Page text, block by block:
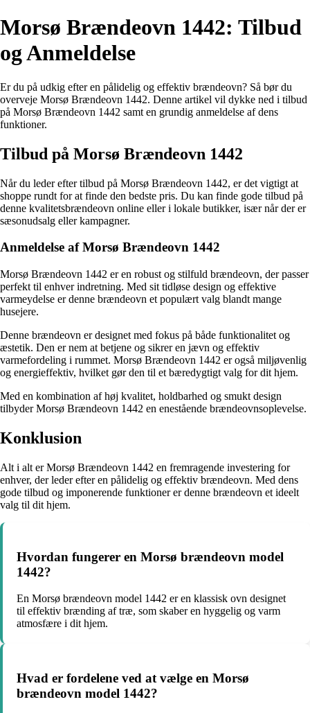
Morsø Brændeovn 1442: Tilbud
og Anmeldelse
Er du på udkig efter en pålidelig og effektiv brændeovn? Så bør du
overveje Morsø Brændeovn 1442. Denne artikel vil dykke ned i tilbud
på Morsø Brændeovn 1442 samt en grundig anmeldelse af dens
funktioner.
Tilbud på Morsø Brændeovn 1442
Når du leder efter tilbud på Morsø Brændeovn 1442, er det vigtigt at
shoppe rundt for at finde den bedste pris. Du kan finde gode tilbud på
denne kvalitetsbrændeovn online eller i lokale butikker, især når der er
sæsonudsalg eller kampagner.
Anmeldelse af Morsø Brændeovn 1442
Morsø Brændeovn 1442 er en robust og stilfuld brændeovn, der passer
perfekt til enhver indretning. Med sit tidløse design og effektive
varmeydelse er denne brændeovn et populært valg blandt mange
husejere.
Denne brændeovn er designet med fokus på både funktionalitet og
æstetik. Den er nem at betjene og sikrer en jævn og effektiv
varmefordeling i rummet. Morsø Brændeovn 1442 er også miljøvenlig
og energieffektiv, hvilket gør den til et bæredygtigt valg for dit hjem.
Med en kombination af høj kvalitet, holdbarhed og smukt design
tilbyder Morsø Brændeovn 1442 en enestående brændeovnsoplevelse.
Konklusion
Alt i alt er Morsø Brændeovn 1442 en fremragende investering for
enhver, der leder efter en pålidelig og effektiv brændeovn. Med dens
gode tilbud og imponerende funktioner er denne brændeovn et ideelt
valg til dit hjem.
Hvordan fungerer en Morsø brændeovn model
1442?
En Morsø brændeovn model 1442 er en klassisk ovn designet
til effektiv brænding af træ, som skaber en hyggelig og varm
atmosfære i dit hjem.
Hvad er fordelene ved at vælge en Morsø
brændeovn model 1442?